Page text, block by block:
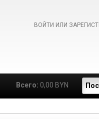
ВОЙТИ ИЛИ
Всего: 0,00 BYN